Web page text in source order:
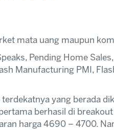
mata uang maupun
Pending Home
Manufacturing PMI,
yang berada
berhasil di
harga 4690 – 4700.